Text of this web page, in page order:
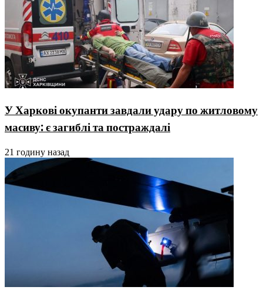
У Харкові окупанти завдали удару по житловому
масиву: є загиблі та постраждалі
21 годину назад